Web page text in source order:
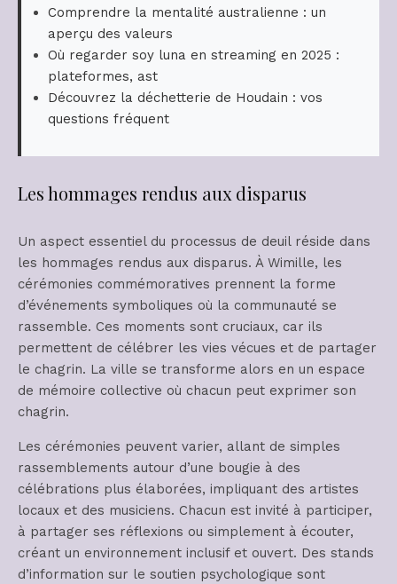
Comprendre la mentalité australienne : un
aperçu des valeurs
Où regarder soy luna en streaming en 2025 :
plateformes, ast
Découvrez la déchetterie de Houdain : vos
questions fréquent
Les hommages rendus aux disparus
Un aspect essentiel du processus de deuil réside dans
les hommages rendus aux disparus. À Wimille, les
cérémonies commémoratives prennent la forme
d’événements symboliques où la communauté se
rassemble. Ces moments sont cruciaux, car ils
permettent de célébrer les vies vécues et de partager
le chagrin. La ville se transforme alors en un espace
de mémoire collective où chacun peut exprimer son
chagrin.
Les cérémonies peuvent varier, allant de simples
rassemblements autour d’une bougie à des
célébrations plus élaborées, impliquant des artistes
locaux et des musiciens. Chacun est invité à participer,
à partager ses réflexions ou simplement à écouter,
créant un environnement inclusif et ouvert. Des stands
d’information sur le soutien psychologique sont